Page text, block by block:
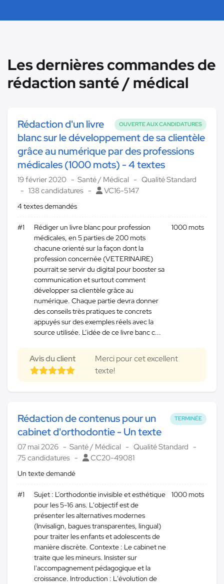
Les dernières commandes de
rédaction santé / médical
OUVERTE AUX CANDIDATURES
Rédaction d'un livre
blanc sur le développement de sa clientèle
grâce au numérique par des professions
médicales (1000 mots) - 4 textes
19 février 2020 Santé / Médical
Qualité Standard
138 candidatures
VC16-5147
4 textes demandés
#1
Rédiger un livre blanc pour profession
médicales, en 5 parties de 200 mots
chacune orienté sur la façon dont la
profession concernée (VETERINAIRE)
pourrait se servir du digital pour booster sa
communication et surtout comment
développer sa clientèle grâce au
numérique. Chaque partie devra donner
des conseils très pratiques te concrets
appuyés sur des exemples réels avec la
source utilisée. L’idée de ce livre banc c...
1000 mots
Avis du client
Merci pour cet excellent
texte!
TERMINÉE
Rédaction de contenus pour un
cabinet d'orthodontie - Un texte
07 mai 2026 Santé / Médical
Qualité Standard
75 candidatures
CC20-49081
Un texte demandé
#1
Sujet : L’orthodontie invisible et esthétique
pour les 5-16 ans. L'objectif est de
présenter les alternatives modernes
(Invisalign, bagues transparentes, lingual)
pour traiter les enfants et adolescents de
manière discrète. Contexte : Le cabinet ne
traite que les mineurs. Insister sur
l'accompagnement pédagogique et la
croissance. Introduction : L'évolution de
1000 mots